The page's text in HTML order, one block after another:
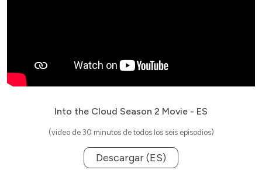
Into the Cloud Season 2 Movie - ES
(video de 30 minutos de todos los seis episodios)
Descargar (ES)